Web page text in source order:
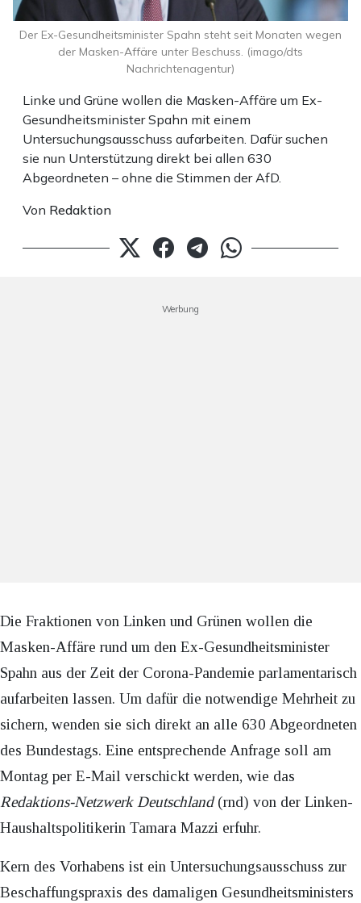
Linke und Grüne wollen die Masken-Affäre um Ex-
Gesundheitsminister Spahn mit einem
Untersuchungsausschuss aufarbeiten. Dafür suchen
sie nun Unterstützung direkt bei allen 630
Abgeordneten – ohne die Stimmen der AfD.
Von Redaktion
Der Ex-Gesundheitsminister Spahn steht seit Monaten wegen
der Masken-Affäre unter Beschuss. (imago/dts
Nachrichtenagentur)
Werbung
Die Fraktionen von Linken und Grünen wollen die
Masken-Affäre rund um den Ex-Gesundheitsminister
Spahn aus der Zeit der Corona-Pandemie parlamentarisch
aufarbeiten lassen. Um dafür die notwendige Mehrheit zu
sichern, wenden sie sich direkt an alle 630 Abgeordneten
des Bundestags. Eine entsprechende Anfrage soll am
Montag per E-Mail verschickt werden, wie das
Redaktions-Netzwerk Deutschland(rnd) von der Linken-
Haushaltspolitikerin Tamara Mazzi erfuhr.
Kern des Vorhabens ist ein Untersuchungsausschuss zur
Beschaffungspraxis des damaligen Gesundheitsministers